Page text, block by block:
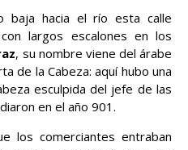
baja hacia el río esta calle
largos escalones en los
, su nombre viene del árabe
de la Cabeza: aquí hubo una
esculpida del jefe de las
en el año 901.
los comerciantes entraban